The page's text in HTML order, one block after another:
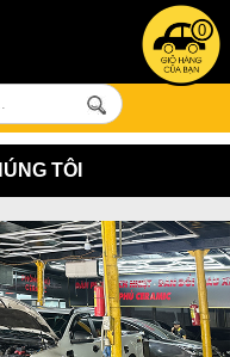
0
TÔI